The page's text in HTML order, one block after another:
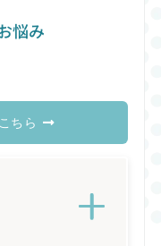
悩み
ちら